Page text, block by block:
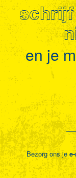
en je
Bezorg ons je